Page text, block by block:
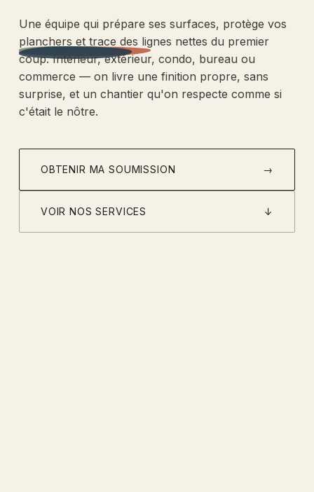
Une équipe qui prépare ses surfaces, protège vos
planchers et trace des lignes nettes du premier
coup. Intérieur, extérieur, condo, bureau ou
commerce — on livre une finition propre, sans
surprise, et un chantier qu'on respecte comme si
c'était le nôtre.
OBTENIR MA SOUMISSION →
VOIR NOS SERVICES ↓